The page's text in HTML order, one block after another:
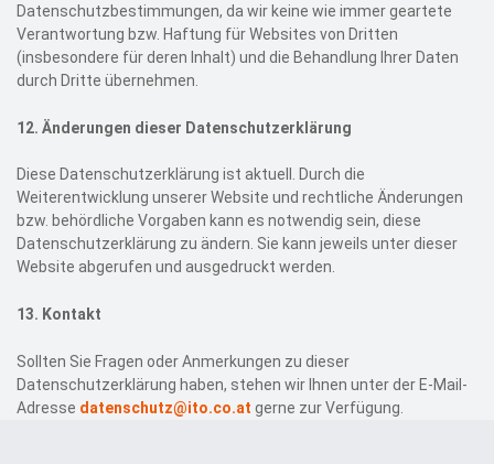
Datenschutzbestimmungen, da wir keine wie immer geartete
Verantwortung bzw. Haftung für Websites von Dritten
(insbesondere für deren Inhalt) und die Behandlung Ihrer Daten
durch Dritte übernehmen.
12. Änderungen dieser Datenschutzerklärung
Diese Datenschutzerklärung ist aktuell. Durch die
Weiterentwicklung unserer Website und rechtliche Änderungen
bzw. behördliche Vorgaben kann es notwendig sein, diese
Datenschutzerklärung zu ändern. Sie kann jeweils unter dieser
Website abgerufen und ausgedruckt werden.
13. Kontakt
Sollten Sie Fragen oder Anmerkungen zu dieser
Datenschutzerklärung haben, stehen wir Ihnen unter der E-Mail-
Adresse datenschutz@ito.co.at gerne zur Verfügung.